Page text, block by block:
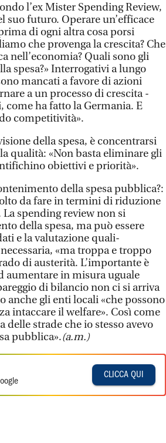
l’ex Mister Spending Review,
suo futuro. Operare un’efficace
di ogni altra cosa porsi
che provenga la crescita? Che
nell’economia? Quali sono gli
spesa?» Interrogativi a lungo
mancati a favore di azioni
a un processo di crescita -
come ha fatto la Germania. E
competitività».
della spesa, è concentrarsi
qualità: «Non basta eliminare gli
obiettivi e priorità».
della spesa pubblica?:
da fare in termini di riduzione
spending review non si
della spesa, ma può essere
e la valutazione quali-
«ma troppa e troppo
di austerità. L’importante è
aumentare in misura uguale
di bilancio non ci si arriva
anche gli enti locali «che possono
intaccare il welfare». Così come
strade che io stesso avevo
pubblica».(a.m.)
CLICCA QUI